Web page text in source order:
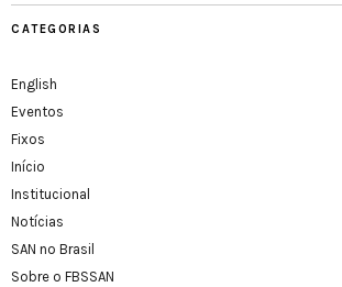
CATEGORIAS
English
Eventos
Fixos
Início
Institucional
Notícias
SAN no Brasil
Sobre o FBSSAN